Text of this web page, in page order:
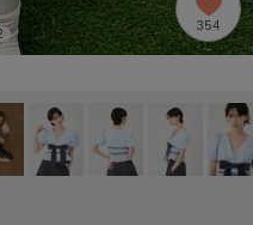
354